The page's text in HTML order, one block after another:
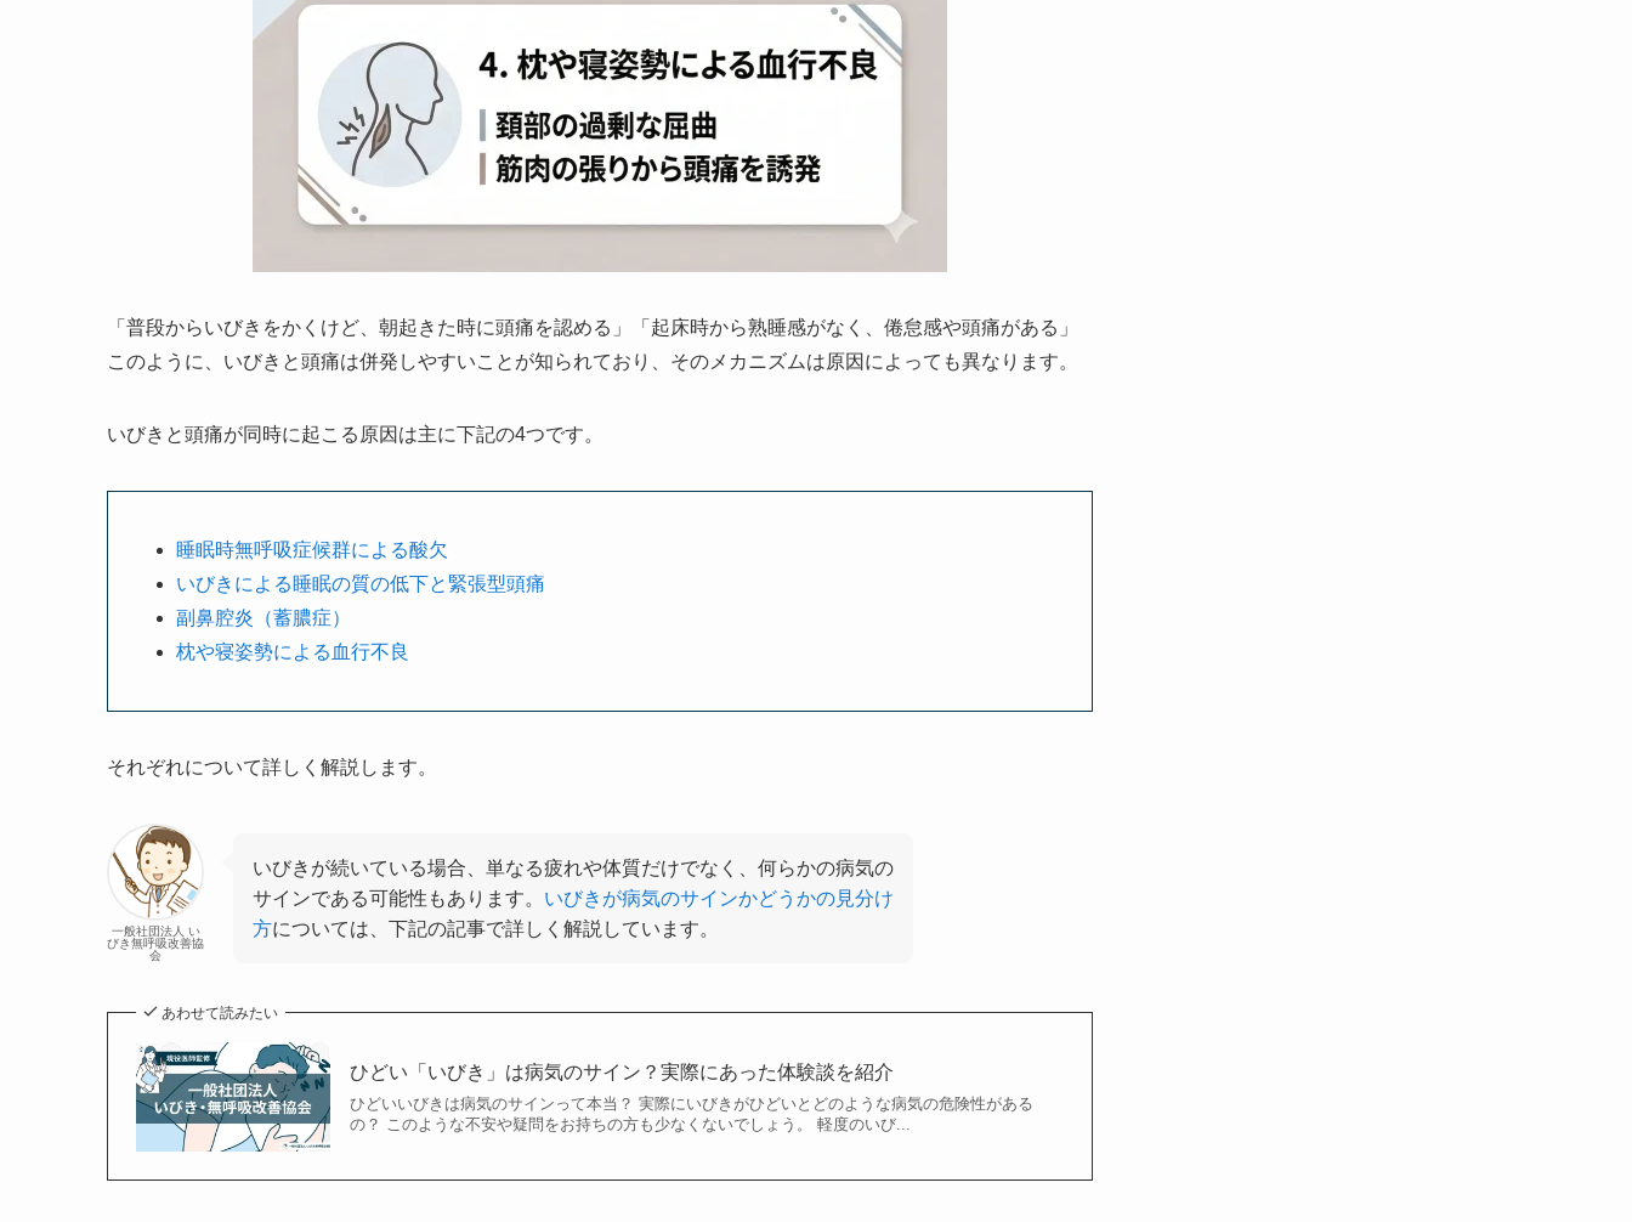
「普段からいびきをかくけど、朝起きた時に頭痛を認める」「起床時から熟睡感がなく、倦怠感や頭痛がある」
このように、いびきと頭痛は併発しやすいことが知られており、そのメカニズムは原因によっても異なります。
いびきと頭痛が同時に起こる原因は主に下記の4つです。
睡眠時無呼吸症候群による酸欠
いびきによる睡眠の質の低下と緊張型頭痛
副鼻腔炎（蓄膿症）
枕や寝姿勢による血行不良
それぞれについて詳しく解説します。
一般社団法人 い
びき無呼吸改善協
会
いびきが続いている場合、単なる疲れや体質だけでなく、何らかの病気の
サインである可能性もあります。 いびきが病気のサインかどうかの見分け
方については、下記の記事で詳しく解説しています。
あわせて読みたい
ひどい「いびき」は病気のサイン？実際にあった体験談を紹介
ひどいいびきは病気のサインって本当？ 実際にいびきがひどいとどのような病気の危険性がある
の？ このような不安や疑問をお持ちの方も少なくないでしょう。 軽度のいび...